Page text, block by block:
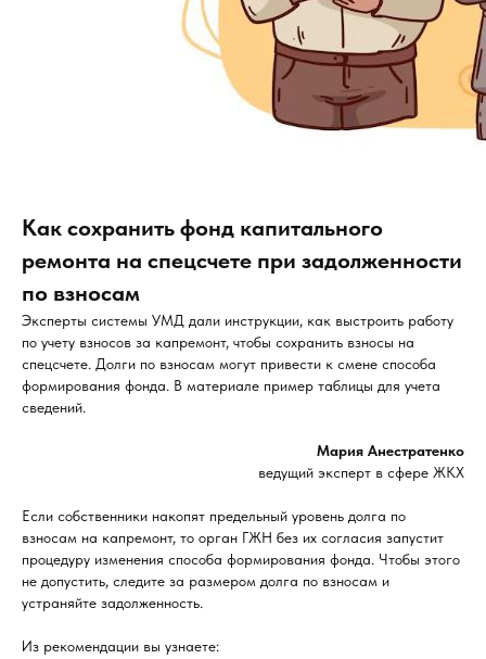
Как сохранить фонд капитального
ремонта на спецсчете при задолженности
по взносам
Эксперты системы УМД дали инструкции, как выстроить работу
по учету взносов за капремонт, чтобы сохранить взносы на
спецсчете. Долги по взносам могут привести к смене способа
формирования фонда. В материале пример таблицы для учета
сведений.
Мария Анестратенко
ведущий эксперт в сфере ЖКХ
Если собственники накопят предельный уровень долга по
взносам на капремонт, то орган ГЖН без их согласия запустит
процедуру изменения способа формирования фонда. Чтобы этого
не допустить, следите за размером долга по взносам и
устраняйте задолженность.
Из рекомендации вы узнаете: